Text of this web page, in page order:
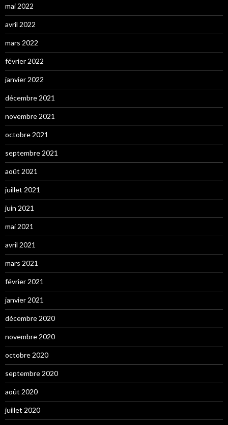
mai 2022
avril 2022
mars 2022
février 2022
janvier 2022
décembre 2021
novembre 2021
octobre 2021
septembre 2021
août 2021
juillet 2021
juin 2021
mai 2021
avril 2021
mars 2021
février 2021
janvier 2021
décembre 2020
novembre 2020
octobre 2020
septembre 2020
août 2020
juillet 2020